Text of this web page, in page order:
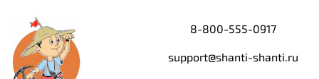
8-800-555-0917
support@shanti-shanti.ru